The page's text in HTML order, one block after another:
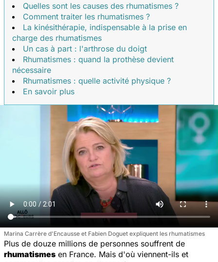
Quelles sont les causes des rhumatismes ?
Comment traiter les rhumatismes ?
La kinésithérapie, indispensable à la prise en
charge des rhumatismes
Un cas à part : l'arthrose du doigt
Rhumatismes : quand la prothèse devient
nécessaire
Rhumatismes : quelle activité physique ?
En savoir plus
Marina Carrère d'Encausse et Fabien Doguet expliquent les rhumatismes
Plus de douze millions de personnes souffrent de
rhumatismes en France. Mais d'où viennent-ils et